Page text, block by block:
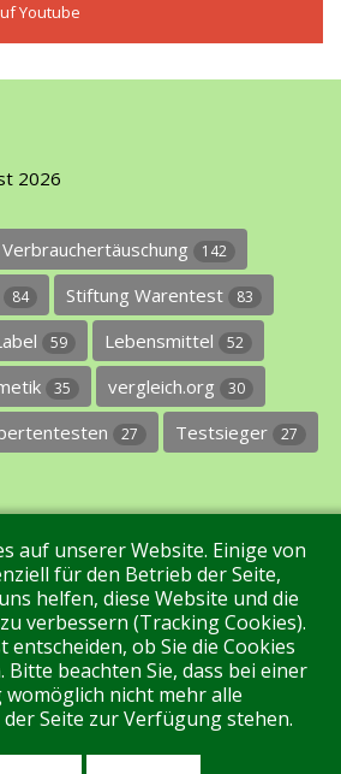
Youtube
2026
Verbrauchertäuschung 142
84 Stiftung Warentest 83
59 Lebensmittel 52
35 vergleich.org 30
27 Testsieger 27
Über uns Kontakt
Sie uns! Login
auf unserer Website. Einige von
für den Betrieb der Seite,
helfen, diese Website und die
verbessern (Tracking Cookies).
entscheiden, ob Sie die Cookies
Bitte beachten Sie, dass bei einer
nicht mehr alle
Seite zur Verfügung stehen.